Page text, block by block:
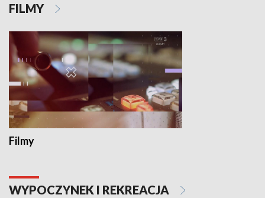
FILMY
Filmy
WYPOCZYNEK I REKREACJA